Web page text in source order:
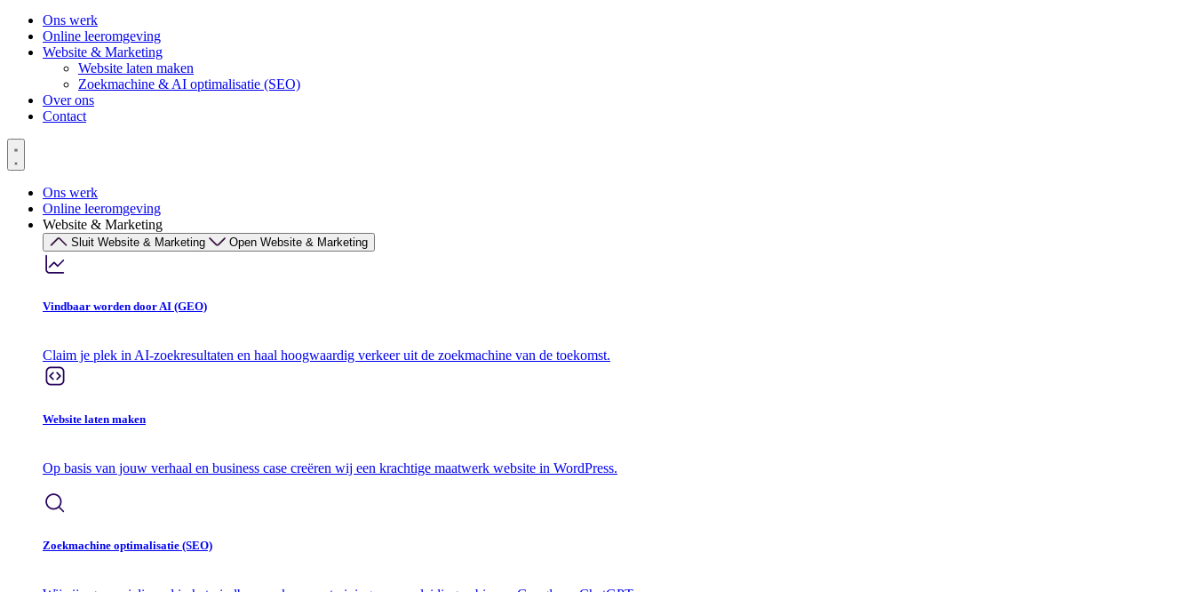
Ons werk
Online leeromgeving
Website & Marketing
Website laten maken
Zoekmachine & AI optimalisatie (SEO)
Over ons
Contact
Ons werk
Online leeromgeving
Website & Marketing
Sluit Website & Marketing Open Website & Marketing
Vindbaar worden door AI (GEO)
Claim je plek in AI-zoekresultaten en haal hoogwaardig verkeer uit de zoekmachine van de toekomst.
Website laten maken
Op basis van jouw verhaal en business case creëren wij een krachtige maatwerk website in WordPress.
Zoekmachine optimalisatie (SEO)